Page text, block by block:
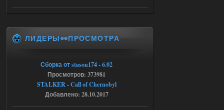
Ответить ➤
05.08.2026
AndreySA
[05.08.26
20:23:10.934] [17468]
ЛИДЕРЫ👀ПРОСМОТРА
Сборка от stason174 - 6.02
Просмотров: 373981
STALKER - Call of Chernobyl
Добавлено: 28.10.2017